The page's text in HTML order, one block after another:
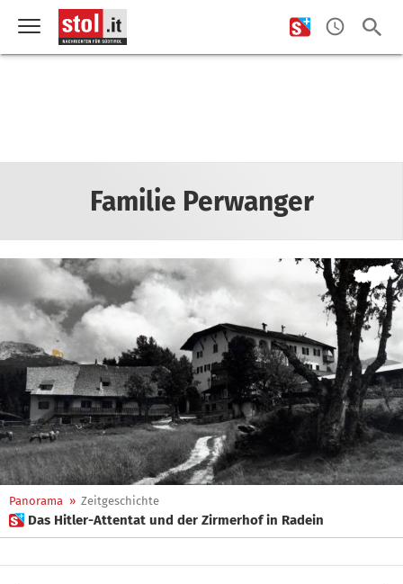
Familie Perwanger
Panorama » Zeitgeschichte
 Das Hitler-Attentat und der Zirmerhof in Radein